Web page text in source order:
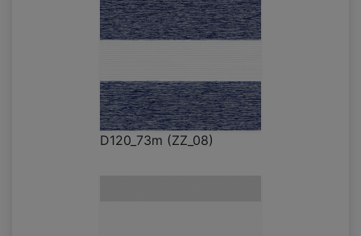
D120_73m (ZZ_08)